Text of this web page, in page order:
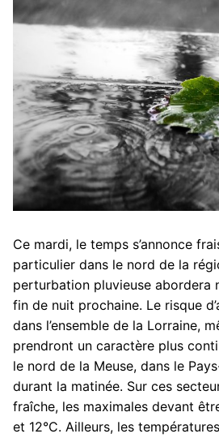
Ce mardi, le temps s’annonce
particulier dans le nord de la
perturbation pluvieuse abordera
fin de nuit prochaine. Le risque
dans l’ensemble de la Lorraine,
prendront un caractère plus
le nord de la Meuse, dans le
durant la matinée. Sur ces
fraîche, les maximales devant
et 12°C. Ailleurs, les